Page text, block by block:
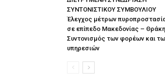
ΣΥΝΤΟΝΙΣΤΙΚΟΥ ΣΥΜΒΟΥΛΙΟΥ
Έλεγχος μέτρων
σε επίπεδο Μακεδονίας –
Συντονισμός των φορέων και
υπηρεσιών